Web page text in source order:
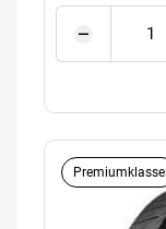
Premiumklasse